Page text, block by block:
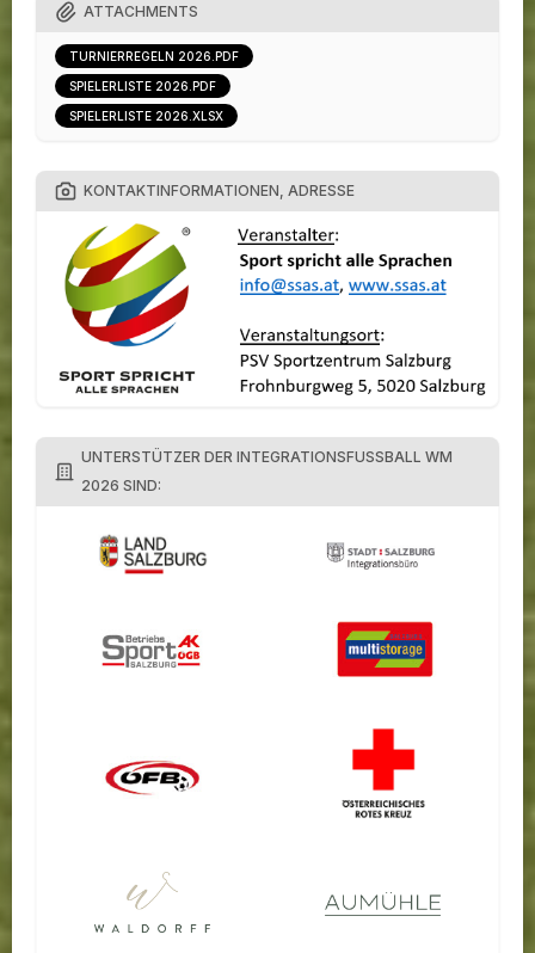
ATTACHMENTS
TURNIERREGELN 2026.PDF
SPIELERLISTE 2026.PDF
SPIELERLISTE 2026.XLSX
KONTAKTINFORMATIONEN, ADRESSE
UNTERSTÜTZER DER INTEGRATIONSFUSSBALL WM
2026 SIND: